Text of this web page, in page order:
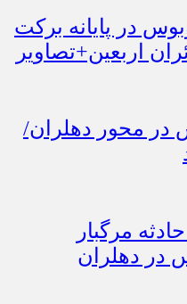
اتوبوس در پایانه برکت
اربعین+تصاویر
در محور دهلران/
مرگبار
در دهلران